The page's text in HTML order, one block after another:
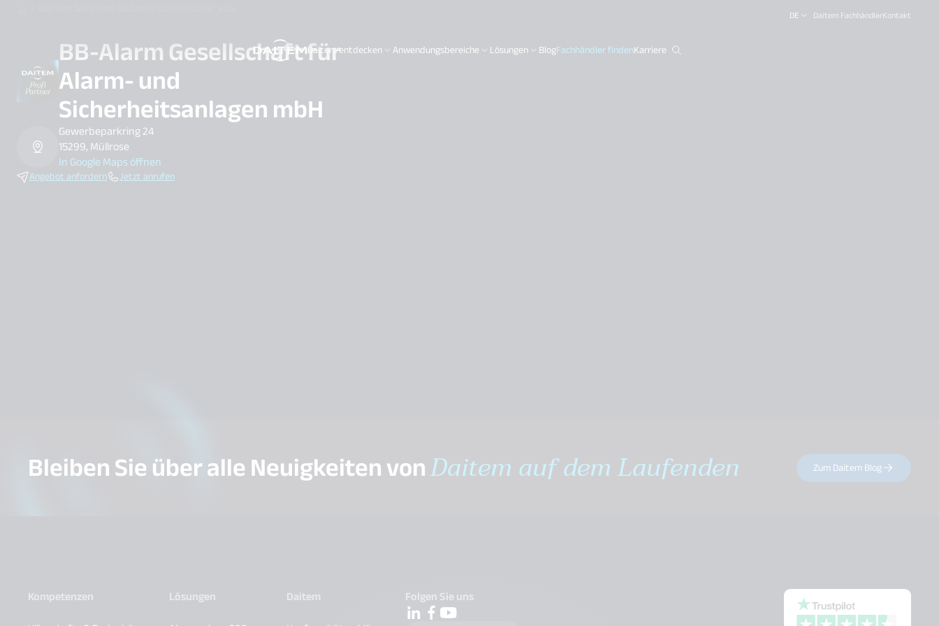
DE Daitem FachhändlerKontakt
Daitem entdecken Anwendungsbereiche Lösungen BlogFachhändler findenKarriere
search.label
BB-Alarm Gesellschaft für
Alarm- und
Sicherheitsanlagen mbH
Gewerbeparkring 24
15299, Müllrose
In Google Maps öffnen
Angebot anfordern Jetzt anrufen
Bleiben Sie über alle Neuigkeiten vonDaitem auf dem Laufenden Zum Daitem Blog
Kompetenzen
Lösungen
Daitem
Folgen Sie uns